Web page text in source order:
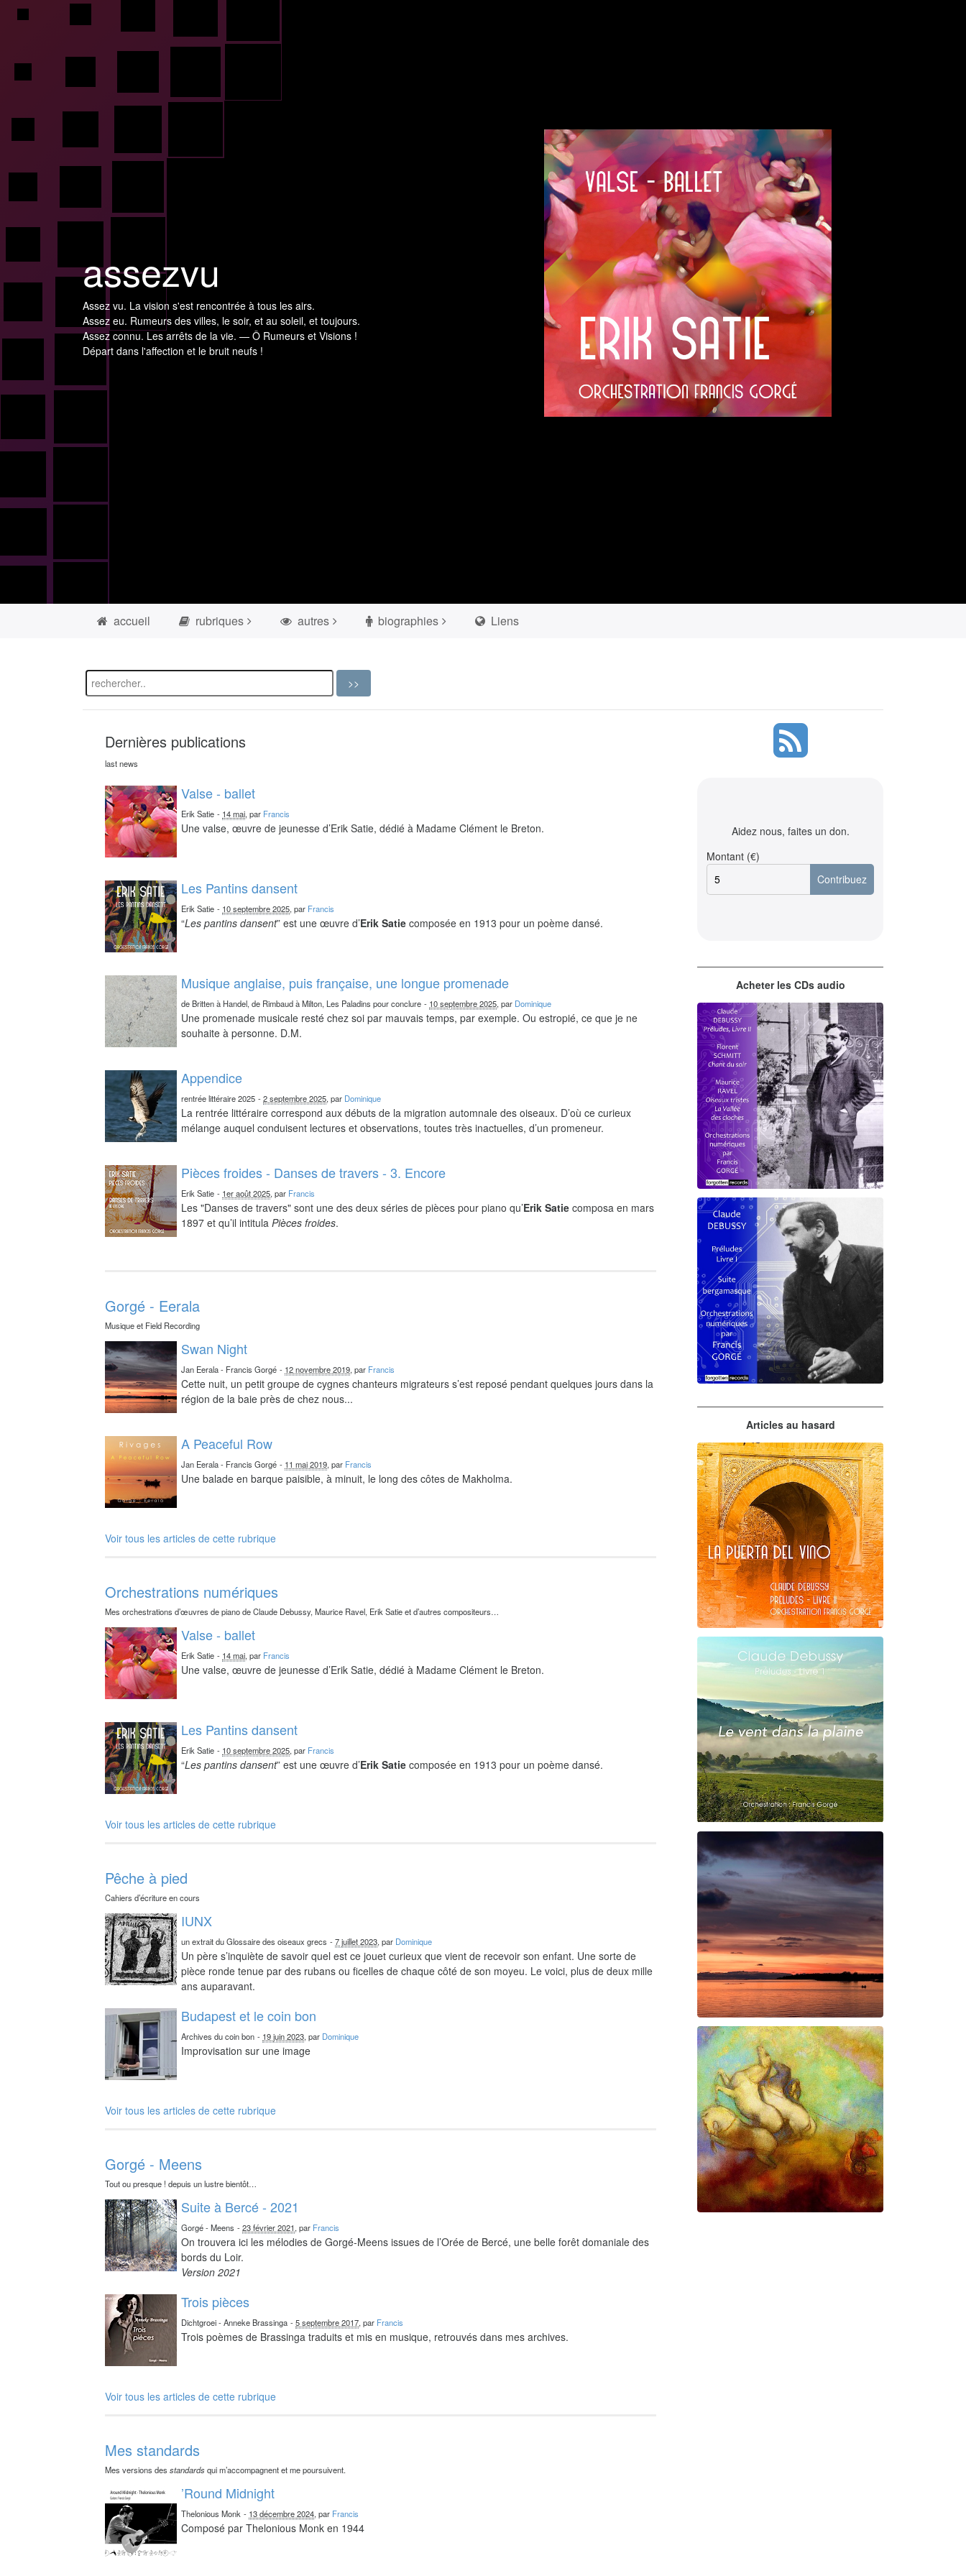
assezvu
Assez vu. La vision s'est rencontrée à tous les airs.
Assez eu. Rumeurs des villes, le soir, et au soleil, et toujours.
Assez connu. Les arrêts de la vie. — Ô Rumeurs et Visions !
Départ dans l'affection et le bruit neufs !
accueil rubriques autres biographies Liens
Dernières publications
last news
Valse - ballet
Erik Satie - 14 mai, par Francis
Une valse, œuvre de jeunesse d’Erik Satie, dédié à Madame Clément le Breton.
Les Pantins dansent
Erik Satie - 10 septembre 2025, par Francis
“Les pantins dansent” est une œuvre d’Erik Satie composée en 1913 pour un poème dansé.
Musique anglaise, puis française, une longue promenade
de Britten à Handel, de Rimbaud à Milton, Les Paladins pour conclure - 10 septembre 2025, par Dominique
Une promenade musicale resté chez soi par mauvais temps, par exemple. Ou estropié, ce que je ne
souhaite à personne. D.M.
Appendice
rentrée littéraire 2025 -2 septembre 2025, par Dominique
La rentrée littéraire correspond aux débuts de la migration automnale des oiseaux. D’où ce curieux
mélange auquel conduisent lectures et observations, toutes très inactuelles, d’un promeneur.
Pièces froides - Danses de travers - 3. Encore
Erik Satie - 1er août 2025, par Francis
Les "Danses de travers" sont une des deux séries de pièces pour piano qu’Erik Satie composa en mars
1897 et qu’il intitulaPièces froides.
Gorgé - Eerala
Musique et Field Recording
Swan Night
Jan Eerala - Francis Gorgé - 12 novembre 2019, par Francis
Cette nuit, un petit groupe de cygnes chanteurs migrateurs s’est reposé pendant quelques jours dans la
région de la baie près de chez nous...
A Peaceful Row
Jan Eerala - Francis Gorgé - 11 mai 2019, par Francis
Une balade en barque paisible, à minuit, le long des côtes de Makholma.
Voir tous les articles de cette rubrique
Orchestrations numériques
Mes orchestrations d’œuvres de piano de Claude Debussy, Maurice Ravel, Erik Satie et d’autres compositeurs…
Valse - ballet
Erik Satie - 14 mai, par Francis
Une valse, œuvre de jeunesse d’Erik Satie, dédié à Madame Clément le Breton.
Les Pantins dansent
Erik Satie - 10 septembre 2025, par Francis
“Les pantins dansent” est une œuvre d’Erik Satie composée en 1913 pour un poème dansé.
Voir tous les articles de cette rubrique
Pêche à pied
Cahiers d’écriture en cours
IUNX
un extrait du Glossaire des oiseaux grecs -7 juillet 2023, par Dominique
Un père s’inquiète de savoir quel est ce jouet curieux que vient de recevoir son enfant. Une sorte de
pièce ronde tenue par des rubans ou ficelles de chaque côté de son moyeu. Le voici, plus de deux mille
ans auparavant.
Budapest et le coin bon
Archives du coin bon - 19 juin 2023, par Dominique
Improvisation sur une image
Voir tous les articles de cette rubrique
Gorgé - Meens
Tout ou presque ! depuis un lustre bientôt…
Suite à Bercé - 2021
Gorgé - Meens -23 février 2021, par Francis
On trouvera ici les mélodies de Gorgé-Meens issues de l’Orée de Bercé, une belle forêt domaniale des
bords du Loir.
Version 2021
Trois pièces
Dichtgroei - Anneke Brassinga -5 septembre 2017, par Francis
Trois poèmes de Brassinga traduits et mis en musique, retrouvés dans mes archives.
Voir tous les articles de cette rubrique
Mes standards
Mes versions desstandardsqui m’accompagnent et me poursuivent.
’Round Midnight
Thelonious Monk - 13 décembre 2024, par Francis
Composé par Thelonious Monk en 1944
Aidez nous, faites un don.
Montant (€)
Acheter les CDs audio
Debussy - Schmitt - Ravel
orchestrations numériques par
Francis Gorgé
Claude Debussy
Francis Gorgé
Articles au hasard
Claude Debussy
Claude Debussy
Le vent dans la plaine
Swan Night
Gorgé-Eerala